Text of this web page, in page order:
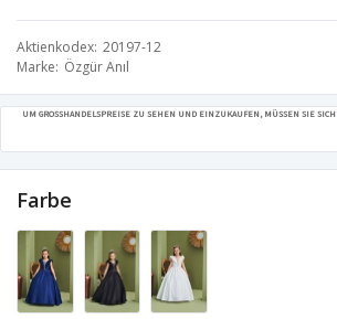
Aktienkodex 20197-12
Marke Özgür Anıl
UM GROSSHANDELSPREISE ZU SEHEN UND EINZUKAUFEN, MÜSSEN SIE SICH
Farbe